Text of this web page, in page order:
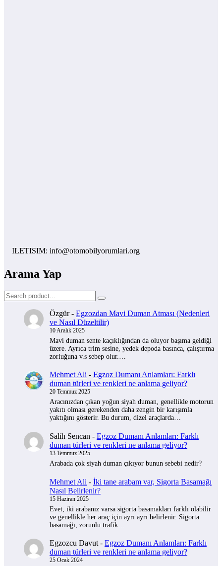
ILETISIM: info@otomobilyorumlari.org
Arama Yap
Özgür- Egzozdan Mavi Duman Atması (Nedenleri
ve Nasıl Düzeltilir)
10 Aralık 2025
Mavi duman sente kaçıklığından da oluyor başıma geldiği
üzere. Ayrıca trim sesine, yedek depoda basınca, çalıştırma
zorluğuna v.s sebep olur.…
Mehmet Ali - Egzoz Dumanı Anlamları: Farklı
duman türleri ve renkleri ne anlama geliyor?
20 Temmuz 2025
Aracınızdan çıkan yoğun siyah duman, genellikle motorun
yakıtı olması gerekenden daha zengin bir karışımla
yaktığını gösterir. Bu durum, dizel araçlarda…
Salih Sencan - Egzoz Dumanı Anlamları: Farklı
duman türleri ve renkleri ne anlama geliyor?
13 Temmuz 2025
Arabada çok siyah duman çıkıyor bunun sebebi nedir?
Mehmet Ali - İki tane arabam var, Sigorta Basamağı
Nasıl Belirlenir?
15 Haziran 2025
Evet, iki arabanız varsa sigorta basamakları farklı olabilir
ve genellikle her araç için ayrı ayrı belirlenir. Sigorta
basamağı, zorunlu trafik…
Egzozcu Davut - Egzoz Dumanı Anlamları: Farklı
duman türleri ve renkleri ne anlama geliyor?
25 Ocak 2024